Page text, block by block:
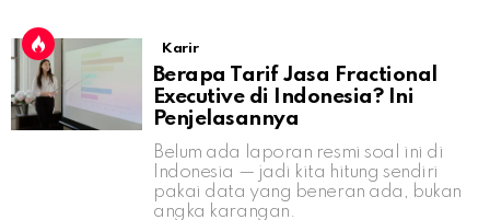
Karir
Berapa Tarif Jasa Fractional
Executive di Indonesia? Ini
Penjelasannya
Belum ada laporan resmi soal ini di
Indonesia — jadi kita hitung sendiri
pakai data yang beneran ada, bukan
angka karangan.